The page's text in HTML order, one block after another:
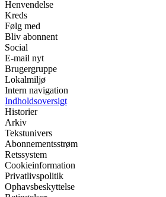
Henvendelse
Kreds
Følg med
Bliv abonnent
Social
E-mail nyt
Brugergruppe
Lokalmiljø
Intern navigation
Indholdsoversigt
Historier
Arkiv
Tekstunivers
Abonnementsstrøm
Retssystem
Cookieinformation
Privatlivspolitik
Ophavsbeskyttelse